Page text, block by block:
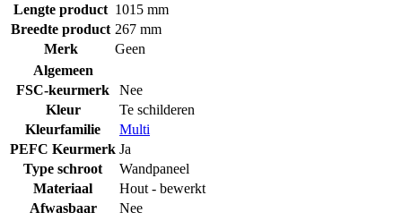
Lengte product 1015 mm
Breedte product 267 mm
Merk
Geen
Algemeen
FSC-keurmerk
Nee
Kleur
Te schilderen
Kleurfamilie
Multi
PEFC Keurmerk Ja
Type schroot
Wandpaneel
Materiaal
Hout - bewerkt
Afwasbaar
Nee